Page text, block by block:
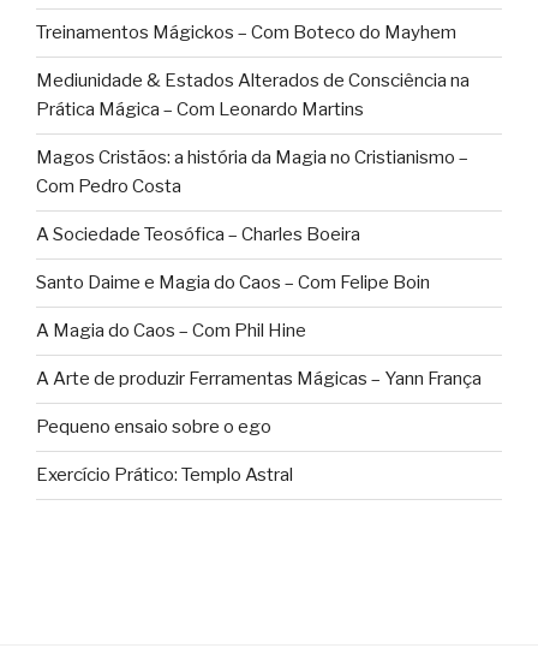
Treinamentos Mágickos – Com Boteco do Mayhem
Mediunidade & Estados Alterados de Consciência na
Prática Mágica – Com Leonardo Martins
Magos Cristãos: a história da Magia no Cristianismo –
Com Pedro Costa
A Sociedade Teosófica – Charles Boeira
Santo Daime e Magia do Caos – Com Felipe Boin
A Magia do Caos – Com Phil Hine
A Arte de produzir Ferramentas Mágicas – Yann França
Pequeno ensaio sobre o ego
Exercício Prático: Templo Astral